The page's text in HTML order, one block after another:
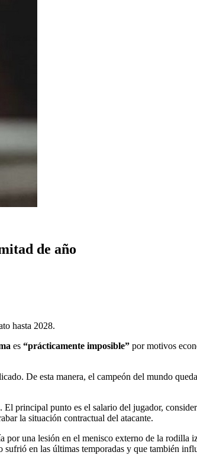
de año
hasta 2028.
es “prácticamente imposible” por motivos
De esta manera, el campeón del mundo
principal punto es el salario del jugador,
la situación contractual del atacante.
por una lesión en el menisco externo de la rodilla
en las últimas temporadas y que también